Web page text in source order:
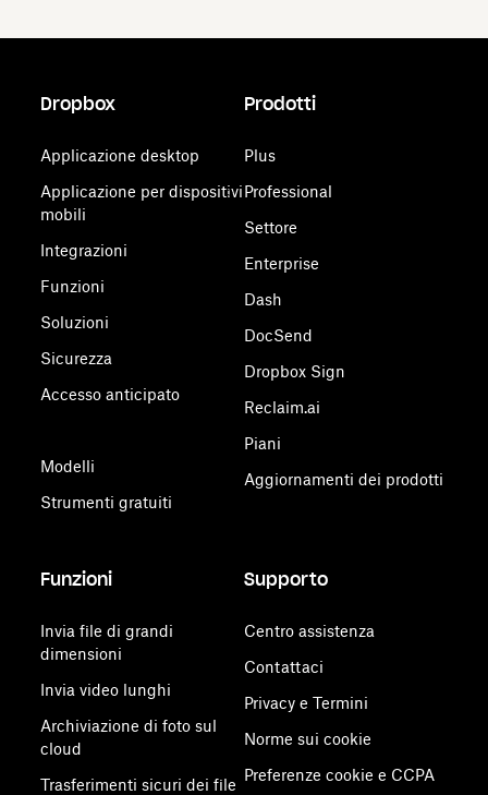
Dropbox
Applicazione desktop
Applicazione per dispositivi
mobili
Integrazioni
Funzioni
Soluzioni
Sicurezza
Accesso anticipato
Modelli
Strumenti gratuiti
Prodotti
Plus
Professional
Settore
Enterprise
Dash
DocSend
Dropbox Sign
Reclaim.ai
Piani
Aggiornamenti dei prodotti
Funzioni
Invia file di grandi
dimensioni
Invia video lunghi
Archiviazione di foto sul
cloud
Trasferimenti sicuri dei file
Supporto
Centro assistenza
Contattaci
Privacy e Termini
Norme sui cookie
Preferenze cookie e CCPA